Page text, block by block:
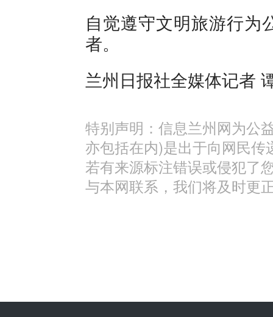
自觉遵守文明旅游行为
者。
兰州日报社全媒体记者
特别声明：信息兰州网为公
亦包括在内)是出于向网民
若有来源标注错误或侵犯了
与本网联系，我们将及时更